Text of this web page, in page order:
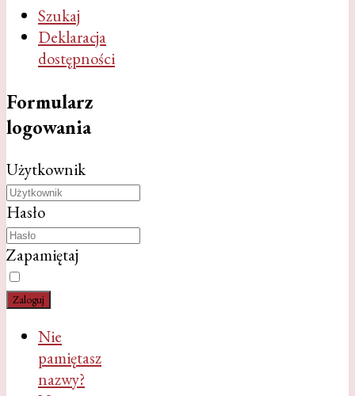
Szukaj
Deklaracja
dostępności
Formularz
logowania
Użytkownik
Hasło
Zapamiętaj
Zaloguj
Nie
pamiętasz
nazwy?